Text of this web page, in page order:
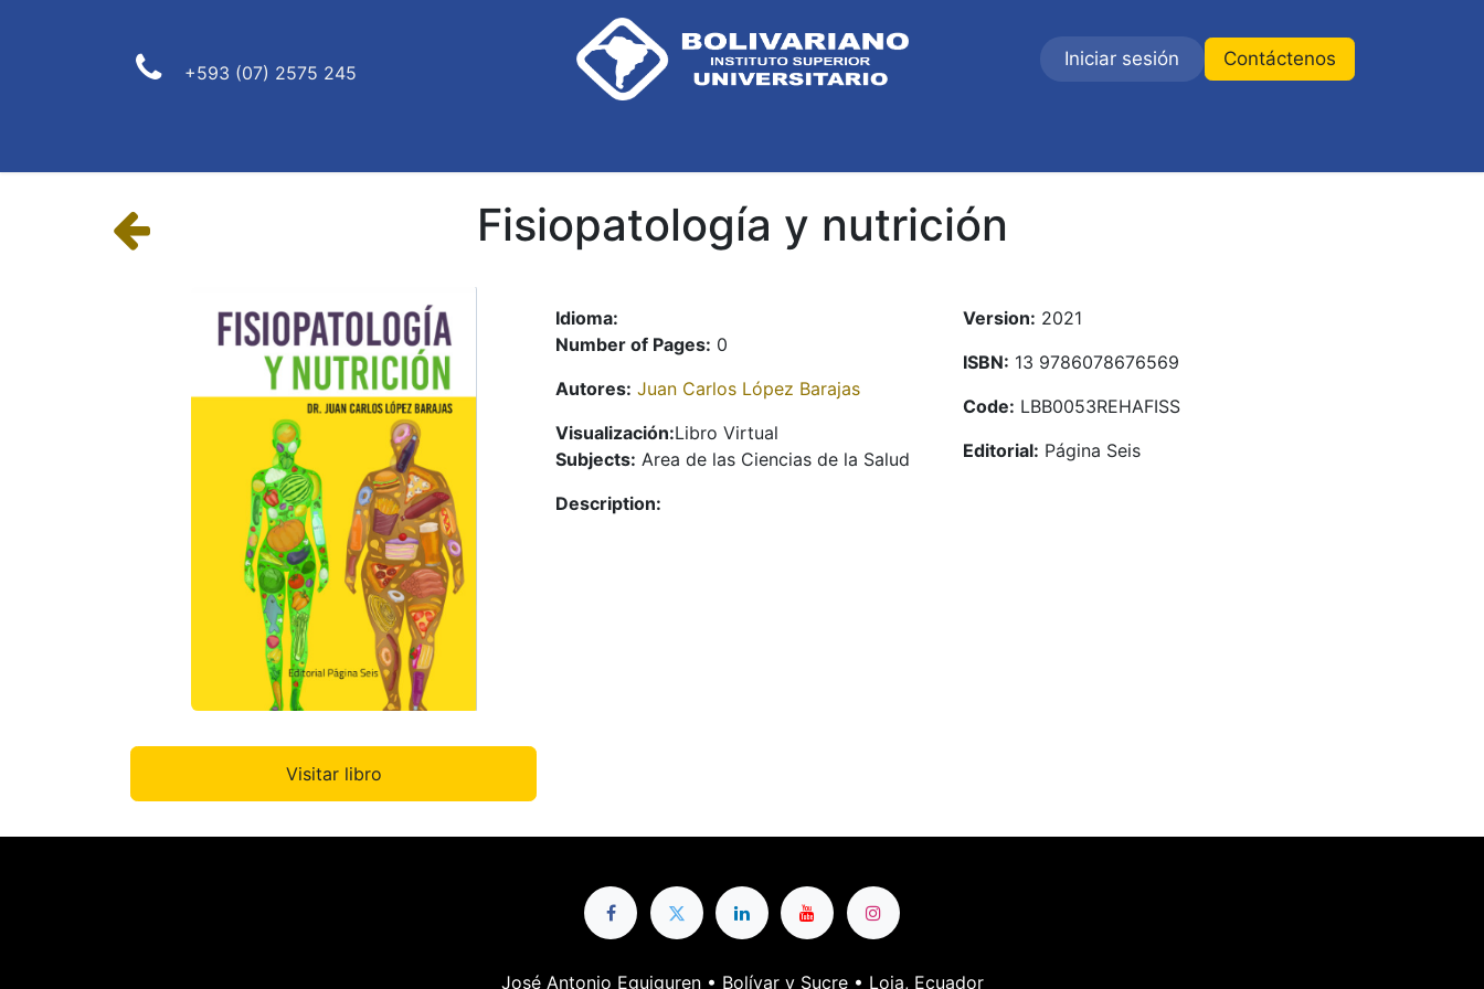
+593 (07) 2575 245
Iniciar sesión Contáctenos
Fisiopatología y nutrición
Visitar libro
Idioma:
Number of Pages: 0
Autores: Juan Carlos López Barajas
Visualización:Libro Virtual
Subjects: Area de las Ciencias de la Salud
Version: 2021
ISBN: 13 9786078676569
Code: LBB0053REHAFISS
Editorial: Página Seis
Description:
José Antonio Eguiguren • Bolívar y Sucre • Loja, Ecuador